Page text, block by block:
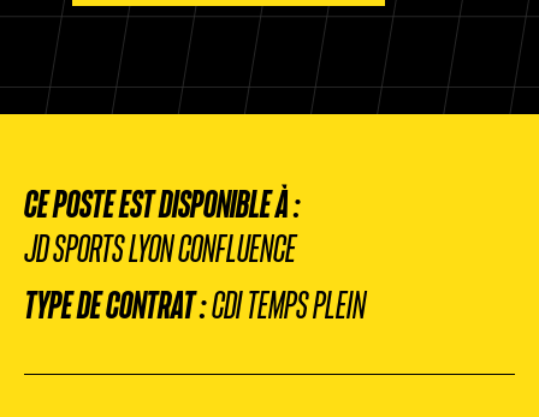
CE POSTE EST DISPONIBLE À :
JD SPORTS LYON CONFLUENCE
TYPE DE CONTRAT :CDI TEMPS PLEIN